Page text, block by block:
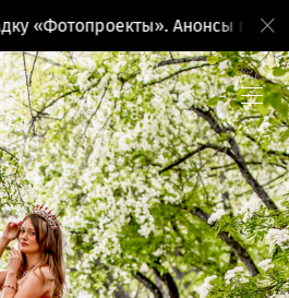
Анонсы поездок